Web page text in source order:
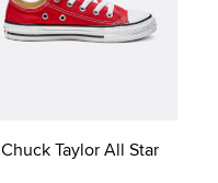
Chuck Taylor All Star